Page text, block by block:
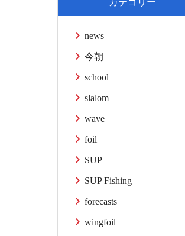
news
今朝
school
slalom
wave
foil
SUP
SUP Fishing
forecasts
wingfoil